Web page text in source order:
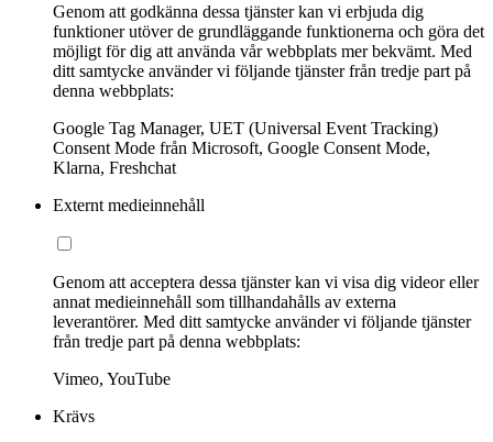
Genom att godkänna dessa tjänster kan vi erbjuda dig
funktioner utöver de grundläggande funktionerna och göra det
möjligt för dig att använda vår webbplats mer bekvämt. Med
ditt samtycke använder vi följande tjänster från tredje part på
denna webbplats:
Google Tag Manager, UET (Universal Event Tracking)
Consent Mode från Microsoft, Google Consent Mode,
Klarna, Freshchat
Externt medieinnehåll
Genom att acceptera dessa tjänster kan vi visa dig videor eller
annat medieinnehåll som tillhandahålls av externa
leverantörer. Med ditt samtycke använder vi följande tjänster
från tredje part på denna webbplats:
Vimeo, YouTube
Krävs